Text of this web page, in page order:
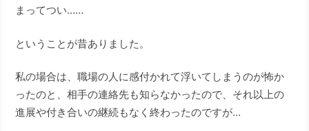
まってつい……
ということが昔ありました。
私の場合は、職場の人に感付かれて浮いてしまうのが怖か
ったのと、相手の連絡先も知らなかったので、それ以上の
進展や付き合いの継続もなく終わったのですが…